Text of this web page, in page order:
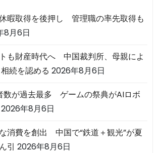
暇取得を後押し 管理職の率先取得も
8月6日
も財産時代へ 中国裁判所、母親によ
続を認める 2026年8月6日
が過去最多 ゲームの祭典がAIロボ
2026年8月6日
消費を創出 中国で“鉄道＋観光”が夏
引 2026年8月6日